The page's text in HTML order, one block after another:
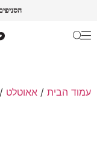
עמוד הבית / אאוטלט /